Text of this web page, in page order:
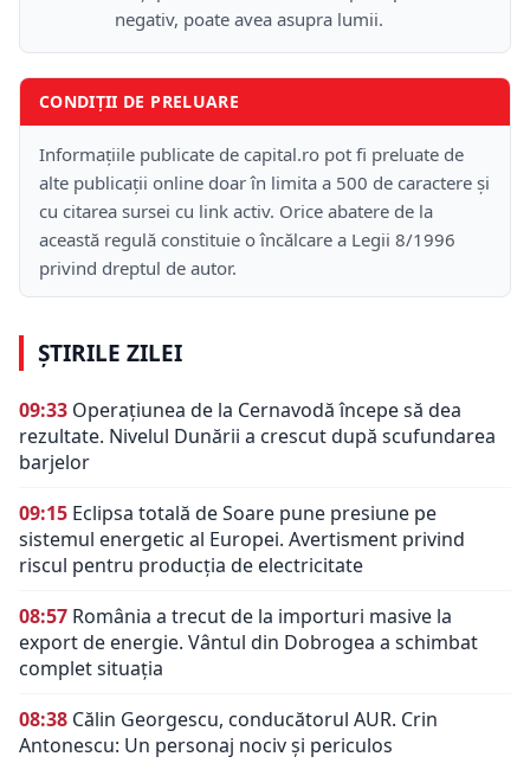
negativ, poate avea asupra lumii.
CONDIȚII DE PRELUARE
Informațiile publicate de capital.ro pot fi preluate de
alte publicații online doar în limita a 500 de caractere și
cu citarea sursei cu link activ. Orice abatere de la
această regulă constituie o încălcare a Legii 8/1996
privind dreptul de autor.
ȘTIRILE ZILEI
09:33 Operațiunea de la Cernavodă începe să dea
rezultate. Nivelul Dunării a crescut după scufundarea
barjelor
09:15 Eclipsa totală de Soare pune presiune pe
sistemul energetic al Europei. Avertisment privind
riscul pentru producția de electricitate
08:57 România a trecut de la importuri masive la
export de energie. Vântul din Dobrogea a schimbat
complet situația
08:38 Călin Georgescu, conducătorul AUR. Crin
Antonescu: Un personaj nociv şi periculos